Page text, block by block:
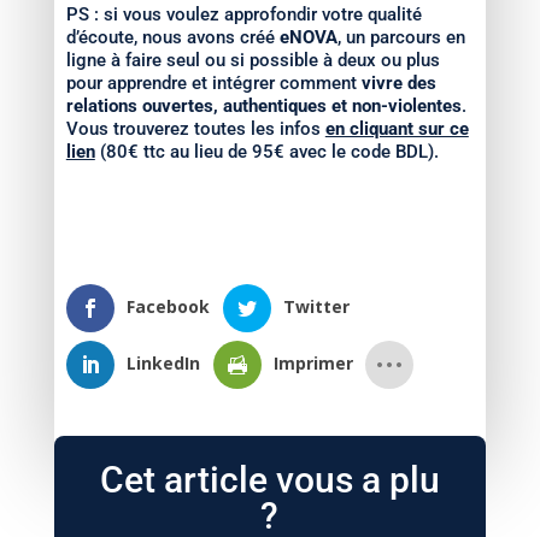
PS : si vous voulez approfondir votre qualité
d’écoute, nous avons créé eNOVA, un parcours en
ligne à faire seul ou si possible à deux ou plus
pour apprendre et intégrer commentvivre des
relations ouvertes, authentiques et non-violentes.
Vous trouverez toutes les infos en cliquant sur ce
lien(80€ ttc au lieu de 95€ avec le code BDL).
Facebook Twitter
LinkedIn Imprimer
Cet article vous a plu
?